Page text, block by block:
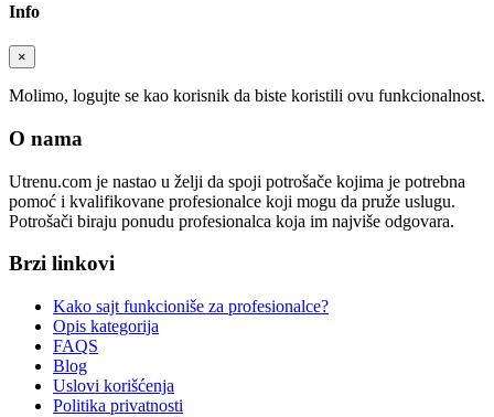
Info
×
Molimo, logujte se kao korisnik da biste koristili ovu funkcionalnost.
O nama
Utrenu.com je nastao u želji da spoji potrošače kojima je potrebna
pomoć i kvalifikovane profesionalce koji mogu da pruže uslugu.
Potrošači biraju ponudu profesionalca koja im najviše odgovara.
Brzi linkovi
Kako sajt funkcioniše za profesionalce?
Opis kategorija
FAQS
Blog
Uslovi korišćenja
Politika privatnosti